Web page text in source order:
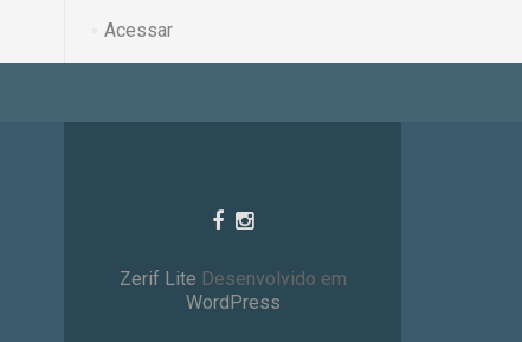
Acessar
Zerif Lite Desenvolvido em
WordPress